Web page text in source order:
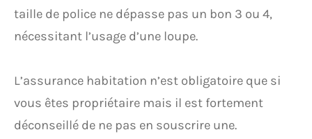
taille de police ne dépasse pas un bon 3 ou 4,
nécessitant l’usage d’une loupe.
L’assurance habitation n’est obligatoire que si
vous êtes propriétaire mais il est fortement
déconseillé de ne pas en souscrire une.